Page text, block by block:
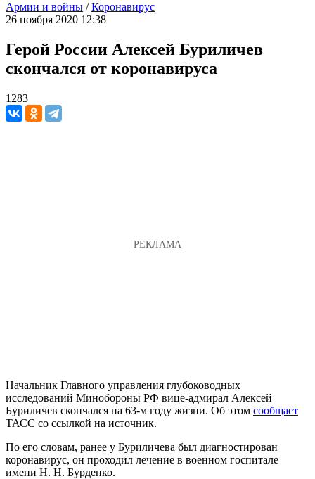
Армии и войны /Коронавирус
26 ноября 2020 12:38
Герой России Алексей Буриличев
скончался от коронавируса
1283
Начальник Главного управления глубоководных
исследований Минобороны РФ вице-адмирал Алексей
Буриличев скончался на 63-м году жизни. Об этом сообщает
ТАСС со ссылкой на источник.
По его словам, ранее у Буриличева был диагностирован
коронавирус, он проходил лечение в военном госпитале
имени Н. Н. Бурденко.